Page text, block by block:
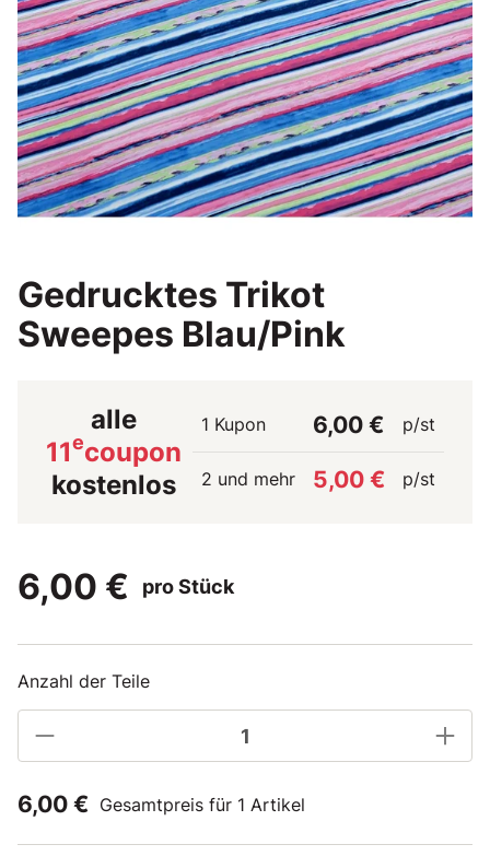
Gedrucktes Trikot
Sweepes Blau/Pink
alle
11ecoupon
kostenlos
1 Kupon 6,00 € p/st
2 und mehr 5,00 € p/st
6,00 € pro Stück
Anzahl der Teile
6,00 € Gesamtpreis für 1 Artikel